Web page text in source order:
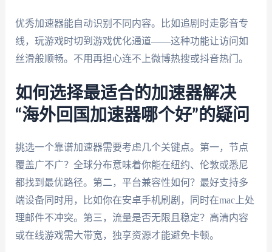
优秀加速器能自动识别不同内容。比如追剧时走影音专
线，玩游戏时切到游戏优化通道——这种功能让访问如
丝滑般顺畅。不用再担心连不上微博热搜或抖音热门。
如何选择最适合的加速器解决
“海外回国加速器哪个好”的疑问
挑选一个靠谱加速器需要考虑几个关键点。第一，节点
覆盖广不广？全球分布意味着你能在纽约、伦敦或悉尼
都找到最优路径。第二，平台兼容性如何？最好支持多
端设备同时用，比如你在安卓手机刷剧，同时在mac上处
理邮件不冲突。第三，流量是否无限且稳定？高清内容
或在线游戏需大带宽，独享资源才能避免卡顿。